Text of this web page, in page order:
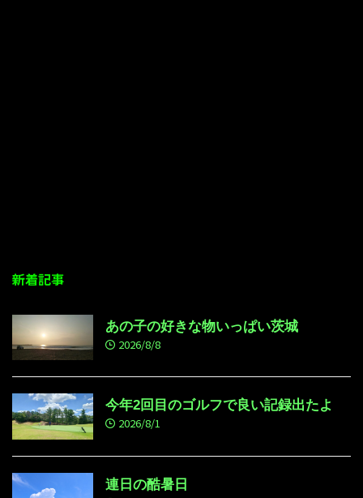
新着記事
あの子の好きな物いっぱい茨城
2026/8/8
今年2回目のゴルフで良い記録出たよ
2026/8/1
連日の酷暑日